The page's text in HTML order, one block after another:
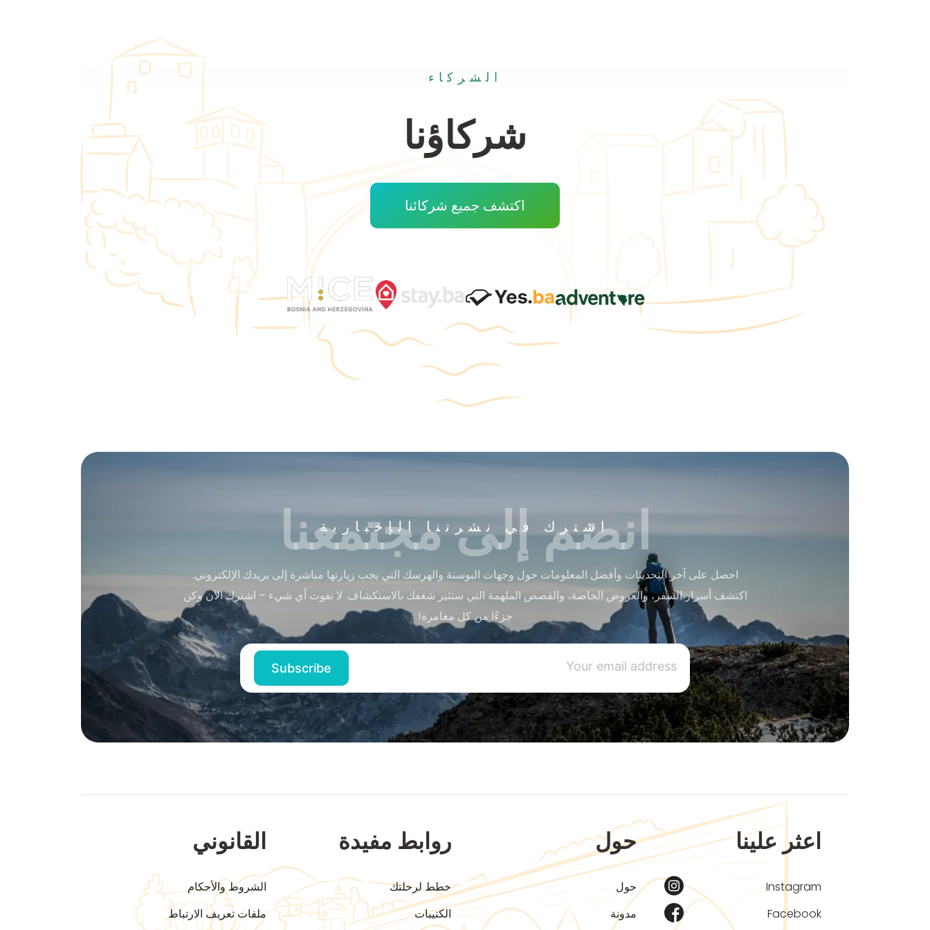
الشركاء
شركاؤنا
اكتشف جميع شركائنا
اشترك في نشرتنا الإخبارية
انضم إلى مجتمعنا
احصل على آخر التحديثات وأفضل المعلومات حول وجهات البوسنة والهرسك التي يجب زيارتها مباشرة إلى بريدك الإلكتروني.
اكتشف أسرار السفر، والعروض الخاصة، والقصص الملهمة التي ستثير شغفك بالاستكشاف. لا تفوت أي شيء – اشترك الآن وكن
جزءًا من كل مغامرة!
اعثر علينا
Instagram
Facebook
حول
حول
مدونة
روابط مفيدة
خطط لرحلتك
الكتيبات
القانوني
الشروط والأحكام
ملفات تعريف الارتباط